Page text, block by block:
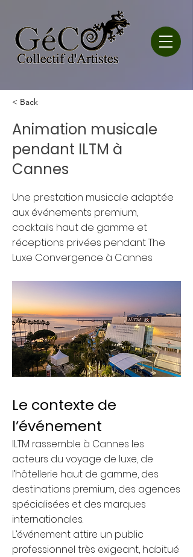
< Back
Animation musicale
pendant ILTM à
Cannes
Une prestation musicale adaptée
aux événements premium,
cocktails haut de gamme et
réceptions privées pendant The
Luxe Convergence à Cannes
Le contexte de
l’événement
ILTM rassemble à Cannes les
acteurs du voyage de luxe, de
l’hôtellerie haut de gamme, des
destinations premium, des agences
spécialisées et des marques
internationales.
L’événement attire un public
professionnel très exigeant, habitué